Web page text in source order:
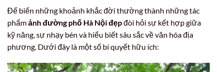
Để biến những khoảnh khắc đời thường thành những tác
phẩmảnh đường phố Hà Nội đẹpđòi hỏi sự kết hợp giữa
kỹ năng, sự nhạy bén và hiểu biết sâu sắc về văn hóa địa
phương. Dưới đây là một số bí quyết hữu ích: